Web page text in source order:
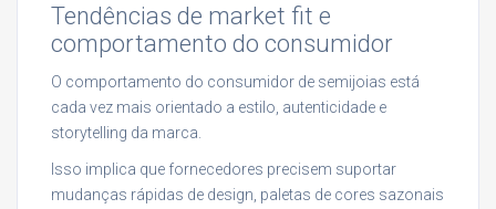
Tendências de market fit e
comportamento do consumidor
O comportamento do consumidor de semijoias está
cada vez mais orientado a estilo, autenticidade e
storytelling da marca.
Isso implica que fornecedores precisem suportar
mudanças rápidas de design, paletas de cores sazonais